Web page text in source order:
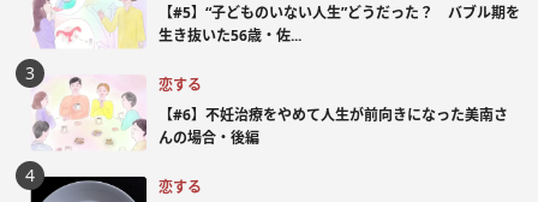
【#5】“子どものいない人生”どうだった？ バブル期を
生き抜いた56歳・佐...
恋する
【#6】不妊治療をやめて人生が前向きになった美南さ
んの場合・後編
恋する